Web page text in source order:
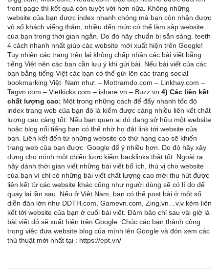
front page thì kết quả còn tuyệt vời hơn nữa. Không những
website của bạn được index nhanh chóng mà bạn còn nhận được
vô số khách viếng thăm, nhiều đến mức có thể làm sập website
của bạn trong thời gian ngắn. Do đó hãy chuẩn bị sẵn sàng. teeth
4 cách nhanh nhất giúp các website mới xuất hiện trên Google!
Tuy nhiên các trang trên lại không chấp nhận các bài viết bằng
tiếng Việt nên các bạn cần lưu ý khi gửi bài. Nếu bài viết của các
bạn bằng tiếng Việt các bạn có thể gửi lên các trang social
bookmarking Việt Nam như: – Mottramdo.com – Linkhay.com –
Tagvn.com – Vietkicks.com – ishare.vn – Buzz.vn 4) Các liên kết
chất lượng cao: Một trong những cách để đẩy nhanh tốc độ
index trang web của bạn đó là kiếm được càng nhiều liên kết chất
lượng cao càng tốt. Nếu bạn quen ai đó đang sở hữu một website
hoặc blog nổi tiếng bạn có thể nhờ họ đặt link tới website của
bạn. Liên kết đến từ những website có thứ hạng cao sẽ khiến
trang web của bạn được Google để ý nhiều hơn. Do đó hãy xây
dựng cho mình một chiến lược kiếm backlinks thật tốt. Ngoài ra
hãy dành thời gian viết những bài viết bổ ích, thú vị cho website
của bạn vì chỉ có những bài viết chất lượng cao mới thu hút được
liên kết từ các website khác cũng như người dùng sẽ có lí do để
quay lại lần sau. Nếu ở Việt Nam, bạn có thể post bài ở một số
diễn đàn lớn như DDTH.com, Gamevn.com, Zing.vn…v.v kèm liên
kết tới website của bạn ở cuối bài viết. Đảm bảo chỉ sau vài giờ là
bài viết đó sẽ xuất hiện trên Google. Chúc các bạn thành công
trong việc đưa website blog của mình lên Google và đón xem các
thủ thuật mới nhất tại : https://ept.vn/